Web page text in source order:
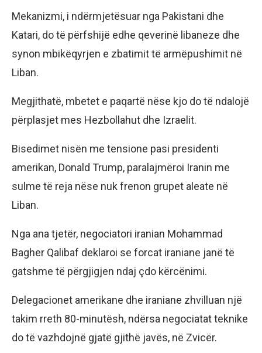
Mekanizmi, i ndërmjetësuar nga Pakistani dhe
Katari, do të përfshijë edhe qeverinë libaneze dhe
synon mbikëqyrjen e zbatimit të armëpushimit në
Liban.
Megjithatë, mbetet e paqartë nëse kjo do të ndalojë
përplasjet mes Hezbollahut dhe Izraelit.
Bisedimet nisën me tensione pasi presidenti
amerikan, Donald Trump, paralajmëroi Iranin me
sulme të reja nëse nuk frenon grupet aleate në
Liban.
Nga ana tjetër, negociatori iranian Mohammad
Bagher Qalibaf deklaroi se forcat iraniane janë të
gatshme të përgjigjen ndaj çdo kërcënimi.
Delegacionet amerikane dhe iraniane zhvilluan një
takim rreth 80-minutësh, ndërsa negociatat teknike
do të vazhdojnë gjatë gjithë javës, në Zvicër.